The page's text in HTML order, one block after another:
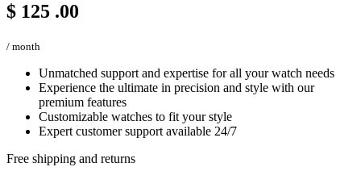
$ 125 .00
/ month
Unmatched support and expertise for all your watch needs
Experience the ultimate in precision and style with our
premium features
Customizable watches to fit your style
Expert customer support available 24/7
Free shipping and returns